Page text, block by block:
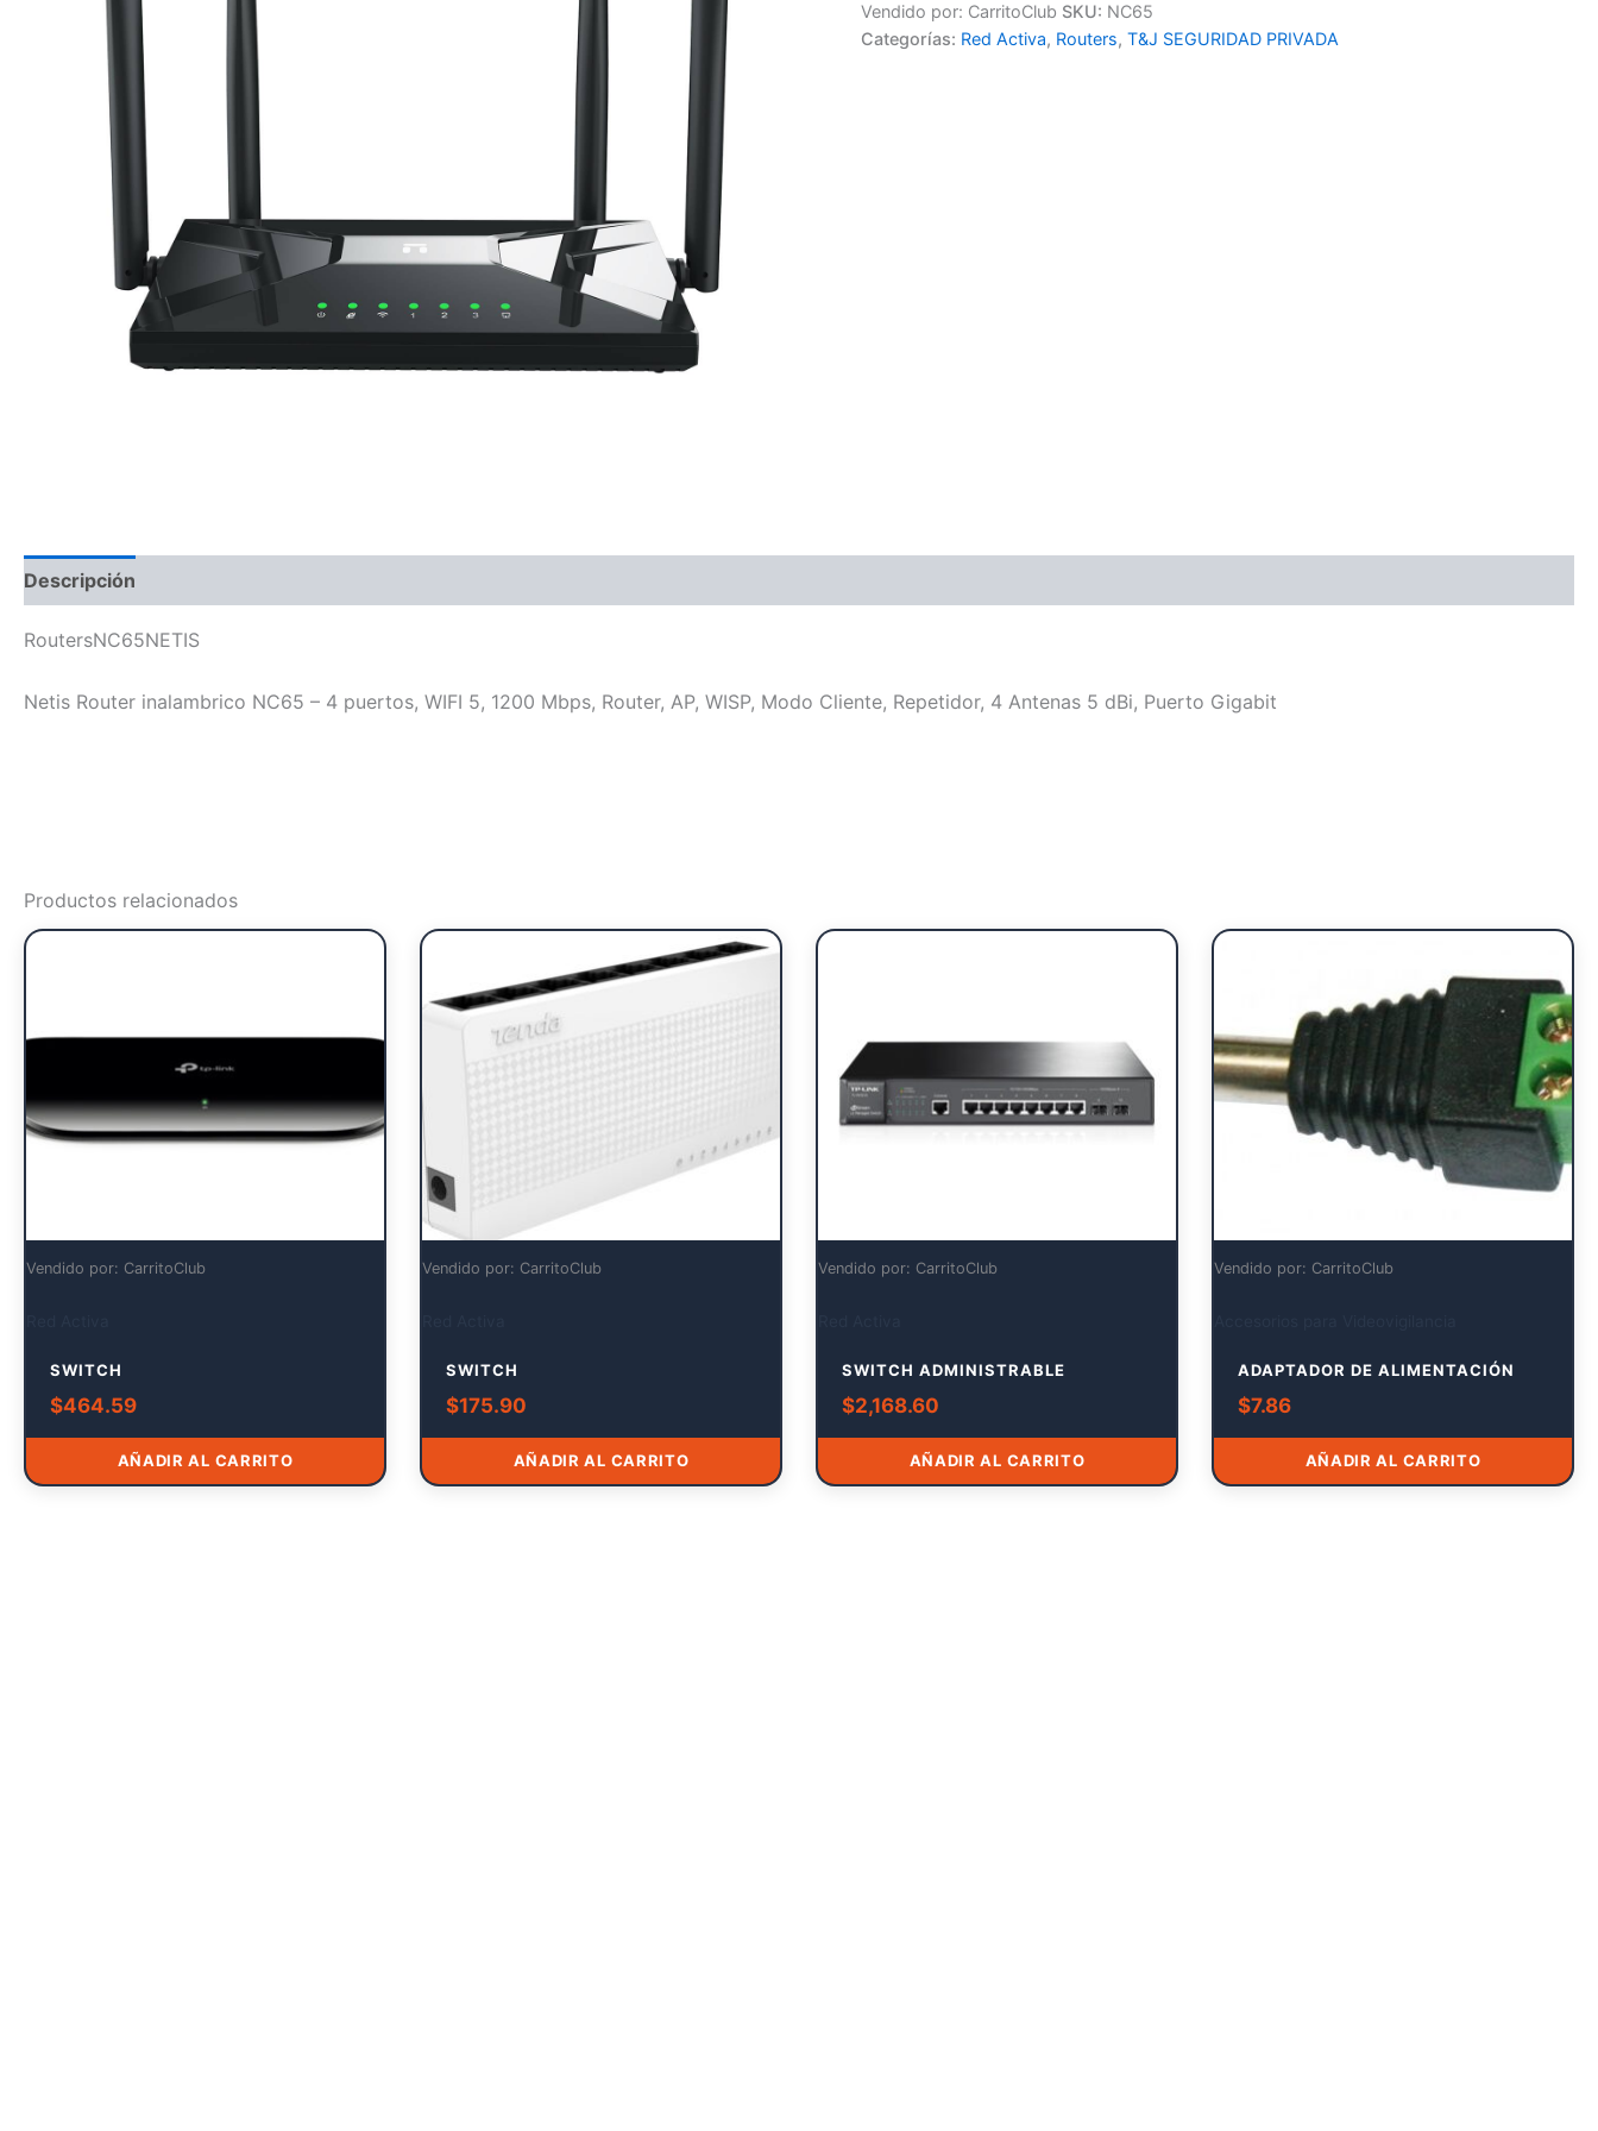
Vendido por: CarritoClub SKU: NC65
Categorías: Red Activa, Routers,T&J SEGURIDAD PRIVADA
Descripción
RoutersNC65NETIS
Netis Router inalambrico NC65 – 4 puertos, WIFI 5, 1200 Mbps, Router, AP, WISP, Modo Cliente, Repetidor, 4 Antenas 5 dBi, Puerto Gigabit
Productos relacionados
Vendido por: CarritoClub
SWITCH
$464.59
AÑADIR AL CARRITO
Vendido por: CarritoClub
SWITCH
$175.90
AÑADIR AL CARRITO
Vendido por: CarritoClub
SWITCH ADMINISTRABLE
$2,168.60
AÑADIR AL CARRITO
Vendido por: CarritoClub
ADAPTADOR DE ALIMENTACIÓN
$7.86
AÑADIR AL CARRITO